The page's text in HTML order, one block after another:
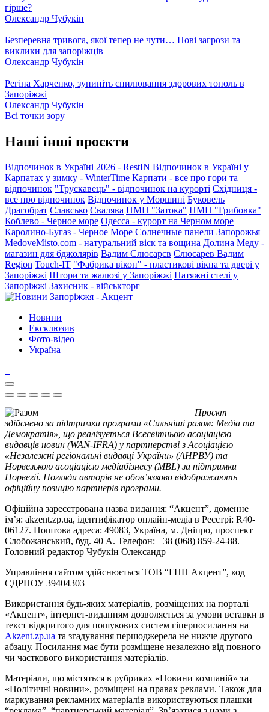
гірше?
Олександр Чубукін
Безперевна тривога, якої тепер не чути… Нові загрози та
виклики для запоріжців
Олександр Чубукін
Регіна Харченко, зупиніть спилювання здорових тополь в
Запоріжжі
Олександр Чубукін
Всі точки зору
Наші інші проєкти
Відпочинок в Україні 2026 - RestIN Відпочинок в Україні у
Карпатах у зимку - WinterTime Карпати - все про гори та
відпочинок "Трускавець" - відпочинок на курорті Східниця -
все про відпочинок Відпочинок у Моршині Буковель
Драгобрат Славсько Свалява НМП "Затока" НМП "Грибовка"
Коблево - Черное море Одесса - курорт на Черном море
Каролино-Бугаз - Черное Море Солнечные панели Запорожья
MedoveMisto.com - натуральний віск та вощина Долина Меду -
магазин для бджолярів Вадим Слюсарєв Слюсарев Вадим
Region Touch-IT "Фабрика вікон" - пластикові вікна та двері у
Запоріжжі Штори та жалюзі у Запоріжжі Натяжні стелі у
Запоріжжі Захисник - військторг
Новини
Ексклюзив
Фото-відео
Україна
Проєкт
здійснено за підтримки програми «Сильніші разом: Медіа та
Демократія», що реалізується Всесвітньою асоціацією
видавців новин (WAN-IFRA) у партнерстві з Асоціацією
«Незалежні регіональні видавці України» (АНРВУ) та
Норвезькою асоціацією медіабізнесу (MBL) за підтримки
Норвегії. Погляди авторів не обов’язково відображають
офіційну позицію партнерів програми.
Офіційна зареєстрована назва видання: “Акцент”, доменне
ім’я: akzent.zp.ua, ідентифікатор онлайн-медіа в Реєстрі: R40-
06127. Поштова адреса: 49083, Україна, м. Дніпро, проспект
Слобожанський, буд. 40 А. Телефон: +38 (068) 859-24-88.
Головний редактор Чубукін Олександр
Управління сайтом здійснюється ТОВ “ГПП Акцент”, код
ЄДРПОУ 39404303
Використання будь-яких матеріалів, розміщених на порталі
«Акцент», інтернет-виданням дозволяється за умови вставки в
текст відкритого для пошукових систем гіперпосилання на
Akzent.zp.ua та згадування першоджерела не нижче другого
абзацу. Посилання має бути розміщене незалежно від повного
чи часткового використання матеріалів.
Матеріали, що містяться в рубриках «Новини компаній» та
«Політичні новини», розміщені на правах реклами. Також для
маркування рекламних матеріалів використвуються плашки